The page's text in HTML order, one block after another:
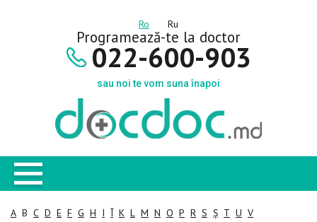
Ro Ru
Programează-te la doctor
022-600-903
sau noi te vom suna înapoi
A B C D E F G H I Î K L M N O P R S Ș T U V